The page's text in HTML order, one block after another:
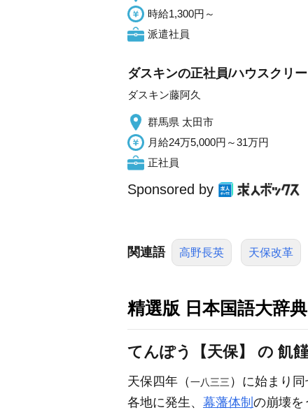
時給1,300円～
派遣社員
ダスキンの正社員/ハウスクリ
ダスキン藤阿久
群馬県 太田市
月給24万5,000円～31万円
正社員
Sponsored by
関連語 高野長英 天保改革
精選版 日本国語大辞典
てんぽう【天保】 の 飢饉
天保四年（一八三三 ）に始まり
各地に発生、 幕藩体制 の崩壊を